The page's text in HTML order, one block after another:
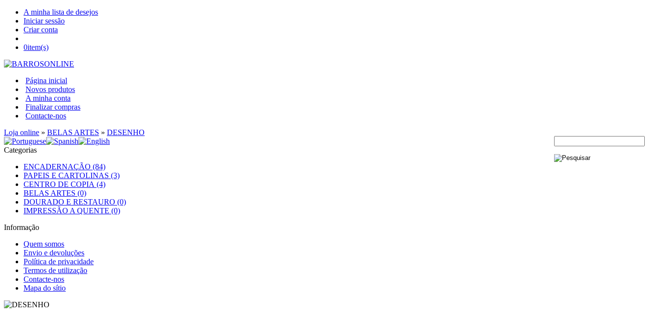
A minha lista de desejos
Iniciar sessão
Criar conta
0item(s)
Página inicial
Novos produtos
A minha conta
Finalizar compras
Contacte-nos
Loja online » BELAS ARTES » DESENHO
Categorias
ENCADERNAÇÃO (84)
PAPEIS E CARTOLINAS (3)
CENTRO DE COPIA (4)
BELAS ARTES (0)
DOURADO E RESTAURO (0)
IMPRESSÃO A QUENTE (0)
Informação
Quem somos
Envio e devoluções
Política de privacidade
Termos de utilização
Contacte-nos
Mapa do sítio